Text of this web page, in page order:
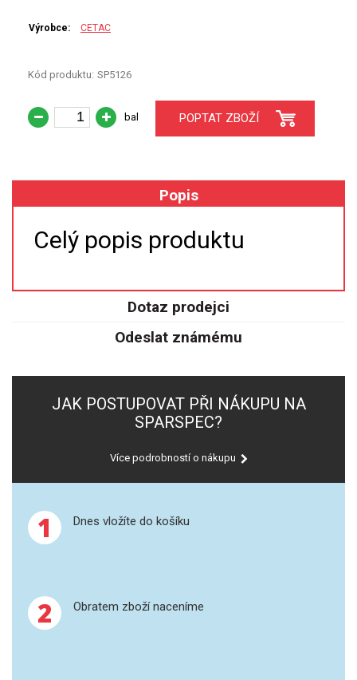
HADIČKY
SPECIÁLNÍ APLIKACE
XRF
FÓLIE XRF
VZORKOVNICE XRF
TAVENÍ
UV-VIS FLUO
OTEVŘENÝ ROZKLAD
Výrobce: CETAC
Kód produktu: SP5126
bal POPTAT ZBOŽÍ
Popis
Celý popis produktu
Dotaz prodejci
Odeslat známému
JAK POSTUPOVAT PŘI NÁKUPU NA
SPARSPEC?
Více podrobností o nákupu
1 Dnes vložíte do košíku
2 Obratem zboží naceníme